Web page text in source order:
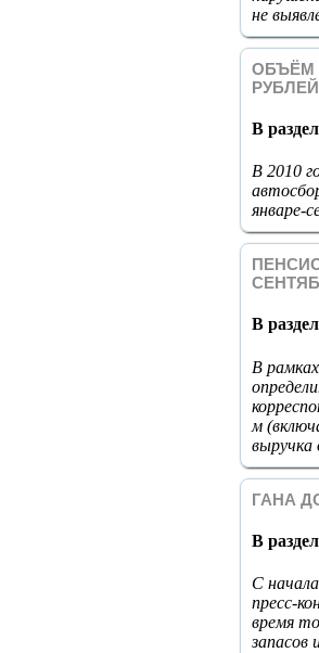
не
ОБЪЁМ
В
В 2010
январе-
В
В
м
ГАНА
В
С
пресс-
время
запасов